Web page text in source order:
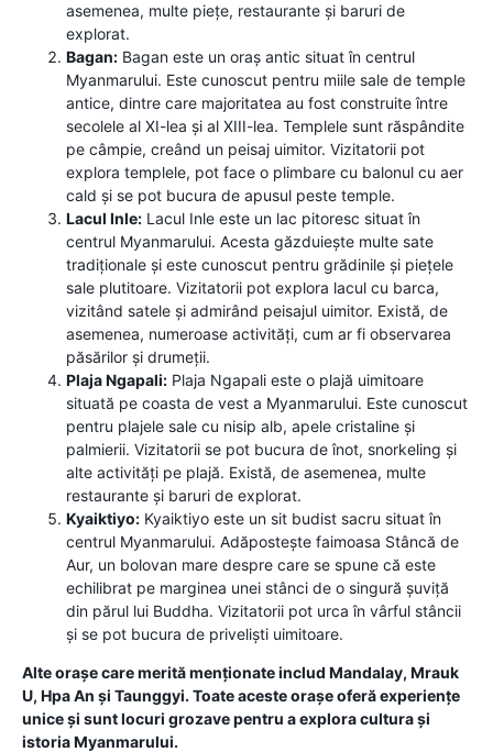
asemenea, multe piețe, restaurante și baruri de
explorat.
Bagan: Bagan este un oraș antic situat în centrul
Myanmarului. Este cunoscut pentru miile sale de temple
antice, dintre care majoritatea au fost construite între
secolele al XI-lea și al XIII-lea. Templele sunt răspândite
pe câmpie, creând un peisaj uimitor. Vizitatorii pot
explora templele, pot face o plimbare cu balonul cu aer
cald și se pot bucura de apusul peste temple.
Lacul Inle: Lacul Inle este un lac pitoresc situat în
centrul Myanmarului. Acesta găzduiește multe sate
tradiționale și este cunoscut pentru grădinile și piețele
sale plutitoare. Vizitatorii pot explora lacul cu barca,
vizitând satele și admirând peisajul uimitor. Există, de
asemenea, numeroase activități, cum ar fi observarea
păsărilor și drumeții.
Plaja Ngapali: Plaja Ngapali este o plajă uimitoare
situată pe coasta de vest a Myanmarului. Este cunoscut
pentru plajele sale cu nisip alb, apele cristaline și
palmierii. Vizitatorii se pot bucura de înot, snorkeling și
alte activități pe plajă. Există, de asemenea, multe
restaurante și baruri de explorat.
Kyaiktiyo: Kyaiktiyo este un sit budist sacru situat în
centrul Myanmarului. Adăpostește faimoasa Stâncă de
Aur, un bolovan mare despre care se spune că este
echilibrat pe marginea unei stânci de o singură șuviță
din părul lui Buddha. Vizitatorii pot urca în vârful stâncii
și se pot bucura de priveliști uimitoare.
Alte orașe care merită menționate includ Mandalay, Mrauk
U, Hpa An și Taunggyi. Toate aceste orașe oferă experiențe
unice și sunt locuri grozave pentru a explora cultura și
istoria Myanmarului.